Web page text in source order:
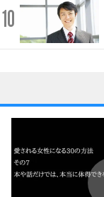
10
1